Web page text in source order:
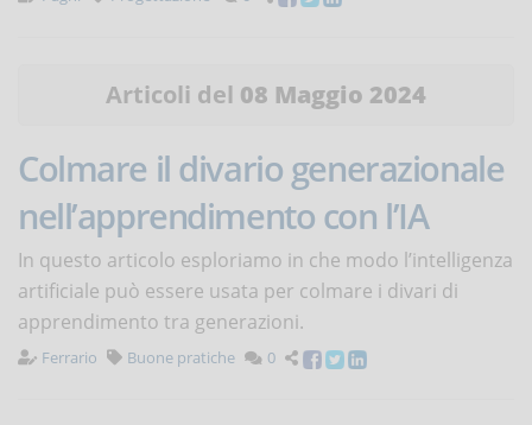
Articoli del 08 Maggio 2024
Colmare il divario generazionale
nell’apprendimento con l’IA
In questo articolo esploriamo in che modo l’intelligenza
artificiale può essere usata per colmare i divari di
apprendimento tra generazioni.
Ferrario Buone pratiche 0